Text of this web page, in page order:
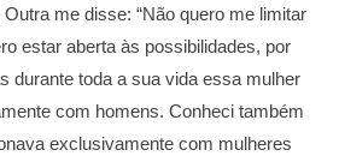
me disse: “Não quero me limitar
estar aberta às possibilidades, por
durante toda a sua vida essa mulher
com homens. Conheci também
exclusivamente com mulheres